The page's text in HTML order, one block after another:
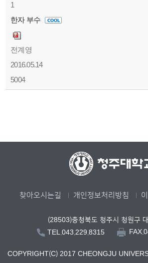
1
한자 부수
전계영
2016.05.14
5004
찾아오시는길 개인정보처리방침
(28503)충청북도 청주시 청원구
TEL.043.229.8315
COPYRIGHT(C) 2017 CHEONGJU